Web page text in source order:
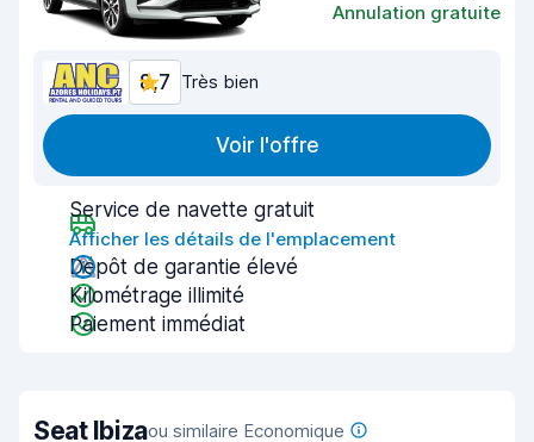
Annulation gratuite
8,7 Très bien
Voir l'offre
Service de navette gratuit
Afficher les détails de l'emplacement
Dépôt de garantie élevé
Kilométrage illimité
Paiement immédiat
Seat Ibizaou similaire Economique